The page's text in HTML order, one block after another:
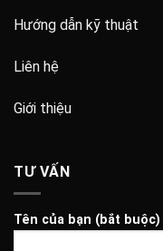
Hướng dẫn kỹ thuật
Liên hệ
Giới thiệu
TƯ VẤN
Tên của bạn (bắt buộc)